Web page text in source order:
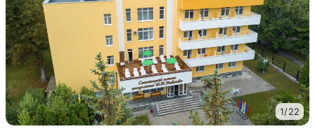
1/22